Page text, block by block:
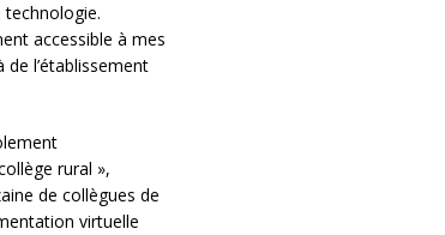
technologie.
accessible à mes
de l’établissement
rural »,
de collègues de
virtuelle